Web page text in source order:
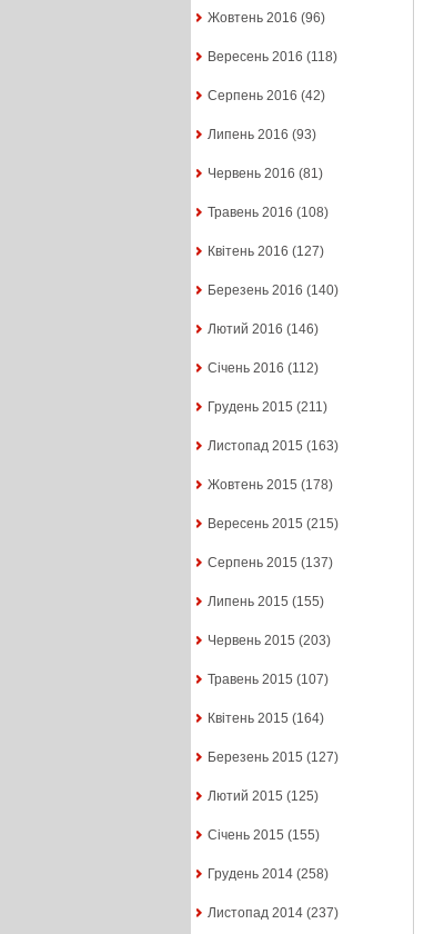
Жовтень 2016 (96)
Вересень 2016 (118)
Серпень 2016 (42)
Липень 2016 (93)
Червень 2016 (81)
Травень 2016 (108)
Квітень 2016 (127)
Березень 2016 (140)
Лютий 2016 (146)
Січень 2016 (112)
Грудень 2015 (211)
Листопад 2015 (163)
Жовтень 2015 (178)
Вересень 2015 (215)
Серпень 2015 (137)
Липень 2015 (155)
Червень 2015 (203)
Травень 2015 (107)
Квітень 2015 (164)
Березень 2015 (127)
Лютий 2015 (125)
Січень 2015 (155)
Грудень 2014(258)
Листопад 2014(237)